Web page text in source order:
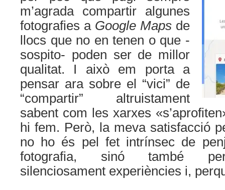
m’agrada compartir algunes
fotografies a Google Maps de
llocs que no en tenen o que -
sospito- poden ser de millor
qualitat. I això em porta a
pensar ara sobre el “vici” de
“compartir” altruistament
sabent com les xarxes
hi fem. Però, la meva satisfacció
no ho és pel fet intrínsec de
fotografia, sinó també
silenciosament experiències i,